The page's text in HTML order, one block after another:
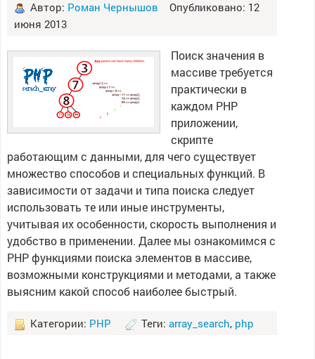
Автор: Роман Чернышов Опубликовано: 12
июня 2013
Поиск значения в
массиве требуется
практически в
каждом PHP
приложении,
скрипте
работающим с данными, для чего существует
множество способов и специальных функций. В
зависимости от задачи и типа поиска следует
использовать те или иные инструменты,
учитывая их особенности, скорость выполнения и
удобство в применении. Далее мы ознакомимся с
PHP функциями поиска элементов в массиве,
возможными конструкциями и методами, а также
выясним какой способ наиболее быстрый.
Категории: PHP Теги: array_search, php